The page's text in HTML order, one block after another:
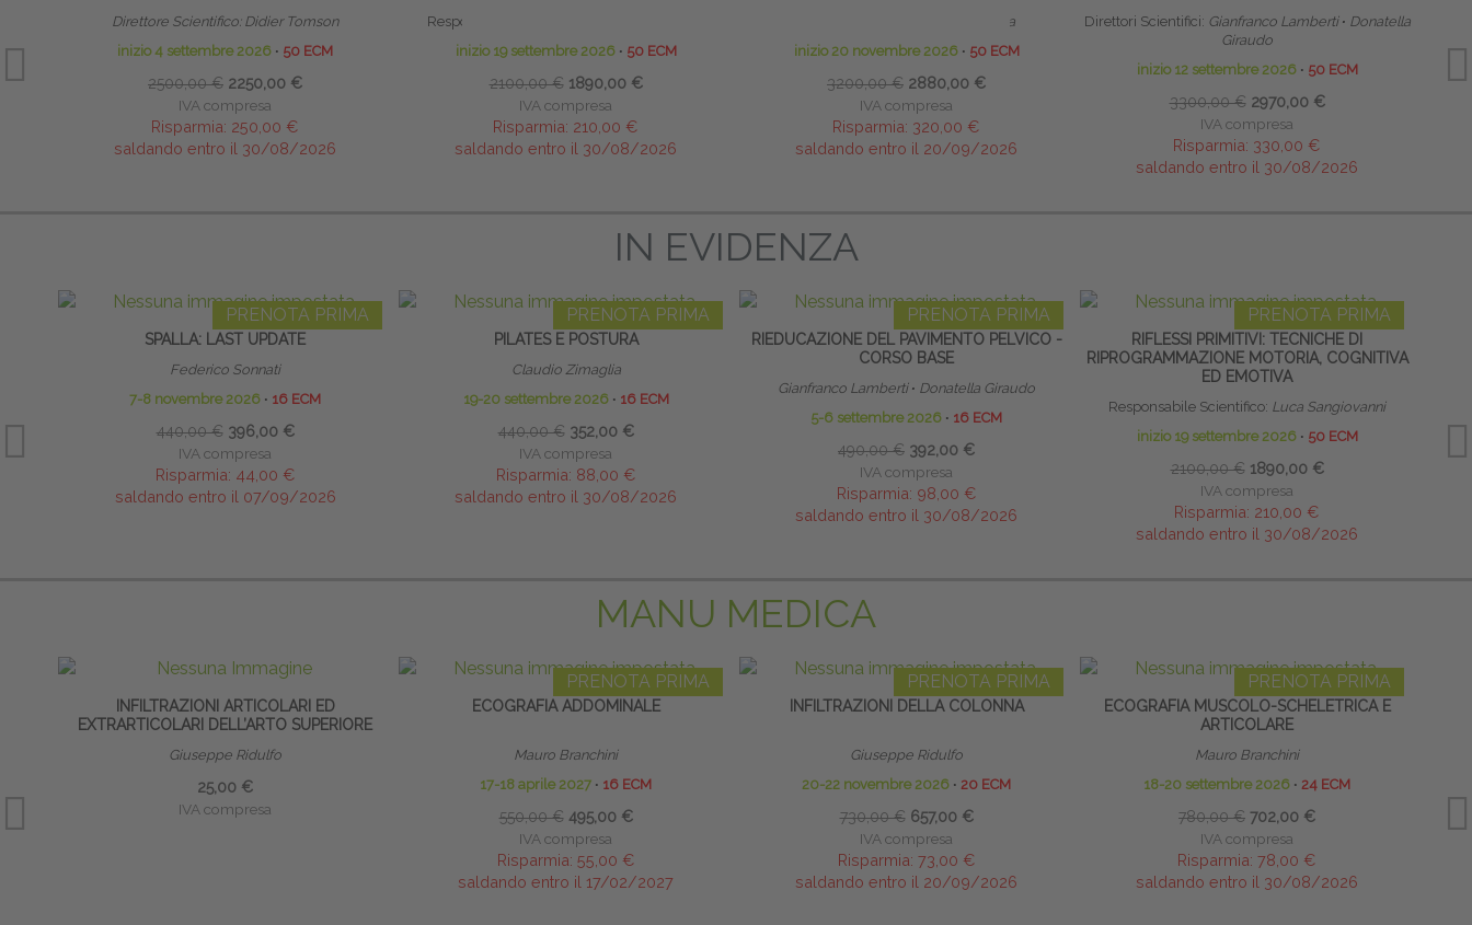
Direttore Scientifico: Didier Tomson
inizio 4 settembre 2026 ∙ 50 ECM
2500,00 € 2250,00 €
IVA compresa
Risparmia: 250,00 €
saldando entro il 30/08/2026
Responsabile Scientifico:
inizio 19 settembre 2026 ∙ 50 ECM
2100,00 € 1890,00 €
IVA compresa
Risparmia: 210,00 €
saldando entro il 30/08/2026
Marco Chiantello - Luca Brambilla
inizio 20 novembre 2026 ∙ 50 ECM
3200,00 € 2880,00 €
IVA compresa
Risparmia: 320,00 €
saldando entro il 20/09/2026
Direttori Scientifici: Gianfranco Lamberti ∙ Donatella
Giraudo
inizio 12 settembre 2026 ∙ 50 ECM
3300,00 € 2970,00 €
IVA compresa
Risparmia: 330,00 €
saldando entro il 30/08/2026
IN EVIDENZA
PRENOTA PRIMA
SPALLA: LAST UPDATE
Federico Sonnati
7-8 novembre 2026 ∙ 16 ECM
440,00 € 396,00 €
IVA compresa
Risparmia: 44,00 €
saldando entro il 07/09/2026
PRENOTA PRIMA
PILATES E POSTURA
Claudio Zimaglia
19-20 settembre 2026 ∙ 16 ECM
440,00 € 352,00 €
IVA compresa
Risparmia: 88,00 €
saldando entro il 30/08/2026
PRENOTA PRIMA
RIEDUCAZIONE DEL PAVIMENTO PELVICO -
CORSO BASE
Gianfranco Lamberti ∙ Donatella Giraudo
5-6 settembre 2026 ∙ 16 ECM
490,00 € 392,00 €
IVA compresa
Risparmia: 98,00 €
saldando entro il 30/08/2026
PRENOTA PRIMA
RIFLESSI PRIMITIVI: TECNICHE DI
RIPROGRAMMAZIONE MOTORIA, COGNITIVA
ED EMOTIVA
Responsabile Scientifico: Luca Sangiovanni
inizio 19 settembre 2026 ∙ 50 ECM
2100,00 € 1890,00 €
IVA compresa
Risparmia: 210,00 €
saldando entro il 30/08/2026
MANU MEDICA
INFILTRAZIONI ARTICOLARI ED
EXTRARTICOLARI DELL’ARTO SUPERIORE
Giuseppe Ridulfo
25,00 €
IVA compresa
PRENOTA PRIMA
ECOGRAFIA ADDOMINALE
Mauro Branchini
17-18 aprile 2027 ∙ 16 ECM
550,00 € 495,00 €
IVA compresa
Risparmia: 55,00 €
saldando entro il 17/02/2027
PRENOTA PRIMA
INFILTRAZIONI DELLA COLONNA
Giuseppe Ridulfo
20-22 novembre 2026 ∙ 20 ECM
730,00 € 657,00 €
IVA compresa
Risparmia: 73,00 €
saldando entro il 20/09/2026
PRENOTA PRIMA
ECOGRAFIA MUSCOLO-SCHELETRICA E
ARTICOLARE
Mauro Branchini
18-20 settembre 2026 ∙ 24 ECM
780,00 € 702,00 €
IVA compresa
Risparmia: 78,00 €
saldando entro il 30/08/2026